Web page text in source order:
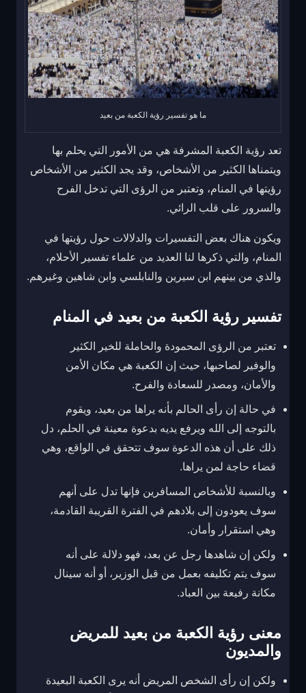
ما هو تفسير رؤية الكعبة من بعيد
تعد رؤية الكعبة المشرفة هي من الأمور التي يحلم بها
ويتمناها الكثير من الأشخاص، وقد يجد الكثير من الأشخاص
رؤيتها في المنام، وتعتبر من الرؤى التي تدخل الفرح
والسرور على قلب الرائي.
ويكون هناك بعض التفسيرات والدلالات حول رؤيتها في
المنام، والتي ذكرها لنا العديد من علماء تفسير الأحلام،
والذي من بينهم ابن سيرين والنابلسي وابن شاهين وغيرهم.
تفسير رؤية الكعبة من بعيد في المنام
تعتبر من الرؤى المحمودة والحاملة للخير الكثير
والوفير لصاحبها، حيث إن الكعبة هي مكان الأمن
والأمان، ومصدر للسعادة والفرح.
في حالة إن رأى الحالم بأنه يراها من بعيد، ويقوم
بالتوجه إلى الله ويرفع يديه بدعوة معينة في الحلم، دل
ذلك على أن هذه الدعوة سوف تتحقق في الواقع، وهي
قضاء حاجة لمن يراها.
وبالنسبة للأشخاص المسافرين فإنها تدل على أنهم
سوف يعودون إلى بلادهم في الفترة القريبة القادمة،
وهي استقرار وأمان.
ولكن إن شاهدها رجل عن بعد، فهو دلالة على أنه
سوف يتم تكليفه بعمل من قبل الوزير، أو أنه سينال
مكانة رفيعة بين العباد.
معنى رؤية الكعبة من بعيد للمريض
والمديون
ولكن إن رأى الشخص المريض أنه يرى الكعبة البعيدة